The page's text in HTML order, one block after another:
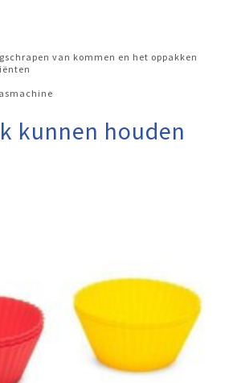
van kommen en het oppakken
kunnen houden